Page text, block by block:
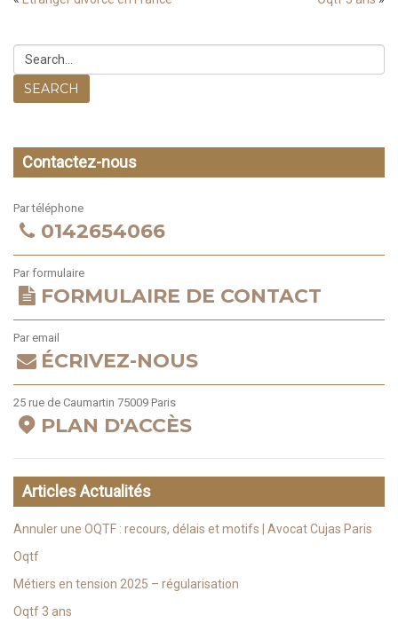
SEARCH
Contactez-nous
Par téléphone
0142654066
Par formulaire
FORMULAIRE DE CONTACT
Par email
ÉCRIVEZ-NOUS
25 rue de Caumartin 75009 Paris
PLAN D'ACCÈS
Articles Actualités
Annuler une OQTF : recours, délais et motifs | Avocat Cujas Paris
Oqtf
Métiers en tension 2025 – régularisation
Oqtf 3 ans